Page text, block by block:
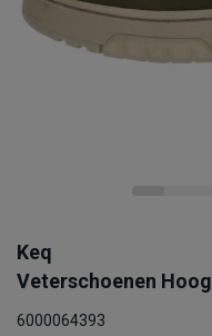
Keq
Veterschoenen Hoog
6000064393